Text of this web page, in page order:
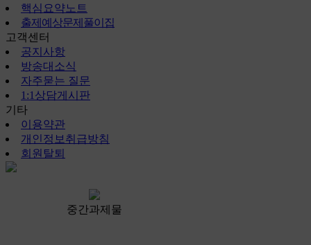
핵심요약노트
출제예상문제풀이집
고객센터
공지사항
방송대소식
자주묻는 질문
1:1상담게시판
기타
이용약관
개인정보취급방침
회원탈퇴
중간과제물